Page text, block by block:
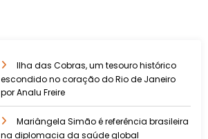
Ilha das Cobras, um tesouro histórico
escondido no coração do Rio de Janeiro
por Analu Freire
Mariângela Simão é referência brasileira
na diplomacia da saúde global